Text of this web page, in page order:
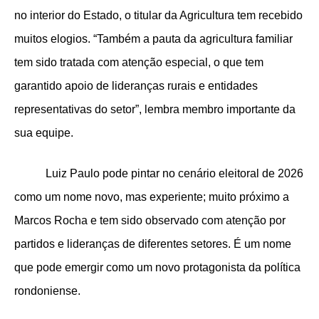
no interior do Estado, o titular da Agricultura tem recebido
muitos elogios. “Também a pauta da agricultura familiar
tem sido tratada com atenção especial, o que tem
garantido apoio de lideranças rurais e entidades
representativas do setor”, lembra membro importante da
sua equipe.
Luiz Paulo pode pintar no cenário eleitoral de 2026
como um nome novo, mas experiente; muito próximo a
Marcos Rocha e tem sido observado com atenção por
partidos e lideranças de diferentes setores. É um nome
que pode emergir como um novo protagonista da política
rondoniense.